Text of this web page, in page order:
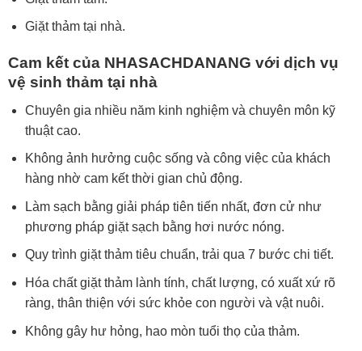
Giặt thảm tại nhà.
Cam kết của NHASACHDANANG với dịch vụ
vệ sinh thảm tại nhà
Chuyên gia nhiều năm kinh nghiệm và chuyên môn kỹ
thuật cao.
Không ảnh hưởng cuộc sống và công việc của khách
hàng nhờ cam kết thời gian chủ động.
Làm sạch bằng giải pháp tiên tiến nhất, đơn cử như
phương pháp giặt sạch bằng hơi nước nóng.
Quy trình giặt thảm tiêu chuẩn, trải qua 7 bước chi tiết.
Hóa chất giặt thảm lành tính, chất lượng, có xuất xứ rõ
ràng, thân thiện với sức khỏe con người và vật nuôi.
Không gây hư hỏng, hao mòn tuổi thọ của thảm.